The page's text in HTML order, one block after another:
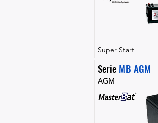
Super Start
Serie MB AGM
AGM